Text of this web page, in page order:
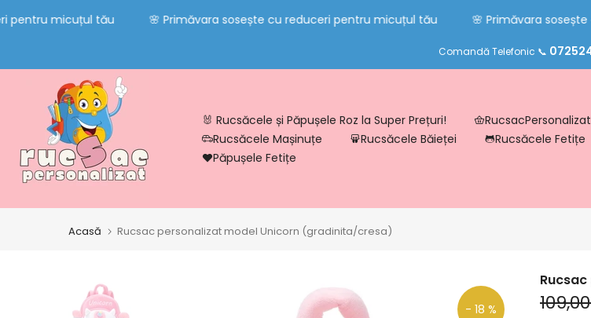
Sarimicuțul tău 🌸 Primăvara sosește cu reduceri pentru micuțul tău 🌸 Primăvara sosește
Comandă Telefonic 📞
🐰 Rucsăcele și Păpușele Roz la Super Prețuri! RucsacPersonalizat
Rucsăcele Mașinuțe
Rucsăcele Băieței Rucsăcele Fetițe
Păpușele Fetițe
Acasă Rucsac personalizat model Unicorn (gradinita/cresa)
- 18 %